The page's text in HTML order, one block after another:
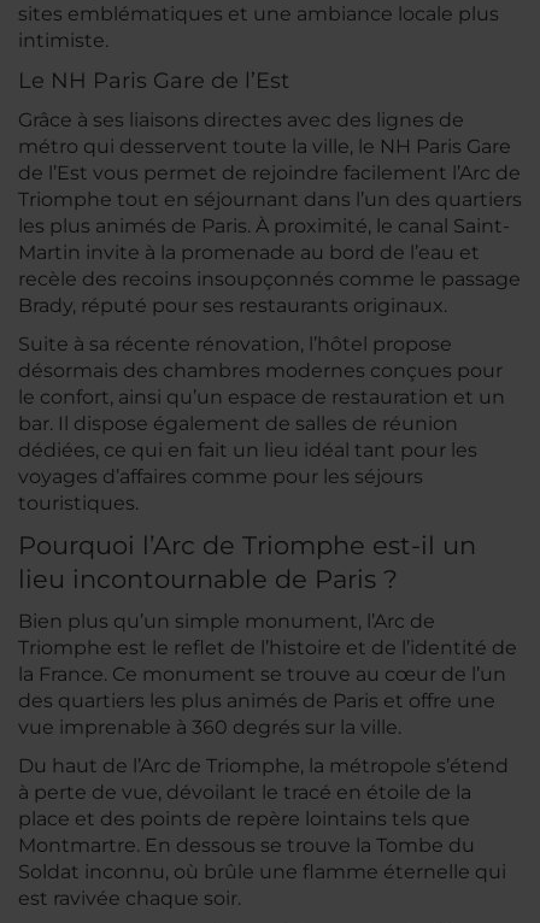
sites emblématiques et une ambiance locale plus
intimiste.
Le NH Paris Gare de l’Est
Grâce à ses liaisons directes avec des lignes de
métro qui desservent toute la ville, le NH Paris Gare
de l’Est vous permet de rejoindre facilement l’Arc de
Triomphe tout en séjournant dans l’un des quartiers
les plus animés de Paris. À proximité, le canal Saint-
Martin invite à la promenade au bord de l’eau et
recèle des recoins insoupçonnés comme le passage
Brady, réputé pour ses restaurants originaux.
Suite à sa récente rénovation, l’hôtel propose
désormais des chambres modernes conçues pour
le confort, ainsi qu’un espace de restauration et un
bar. Il dispose également de salles de réunion
dédiées, ce qui en fait un lieu idéal tant pour les
voyages d’affaires comme pour les séjours
touristiques.
Pourquoi l’Arc de Triomphe est-il un
lieu incontournable de Paris ?
Bien plus qu’un simple monument, l’Arc de
Triomphe est le reflet de l’histoire et de l’identité de
la France. Ce monument se trouve au cœur de l’un
des quartiers les plus animés de Paris et offre une
vue imprenable à 360 degrés sur la ville.
Du haut de l’Arc de Triomphe, la métropole s’étend
à perte de vue, dévoilant le tracé en étoile de la
place et des points de repère lointains tels que
Montmartre. En dessous se trouve la Tombe du
Soldat inconnu, où brûle une flamme éternelle qui
est ravivée chaque soir.